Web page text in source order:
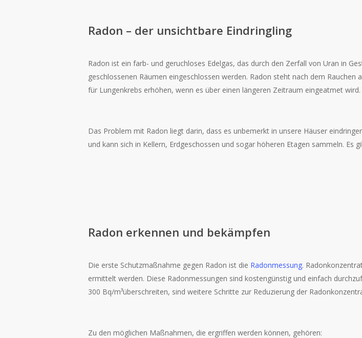
Radon – der unsichtbare Eindringling
Radon ist ein farb- und geruchloses Edelgas, das durch den Zerfall von Uran in
geschlossenen Räumen eingeschlossen werden. Radon steht nach dem
für Lungenkrebs erhöhen, wenn es über einen längeren Zeitraum eingeatmet wird.
Das Problem mit Radon liegt darin, dass es unbemerkt in unsere Häuser
und kann sich in Kellern, Erdgeschossen und sogar höheren Etagen sammeln.
Radon erkennen und bekämpfen
Die erste Schutzmaßnahme gegen Radon ist die Radonmessung.
ermittelt werden. Diese Radonmessungen sind kostengünstig und einfach
300 Bq/m³überschreiten, sind weitere Schritte zur Reduzierung der
Zu den möglichen Maßnahmen, die ergriffen werden können, gehören: